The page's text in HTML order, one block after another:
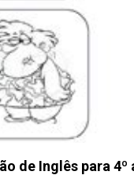
de Inglês para